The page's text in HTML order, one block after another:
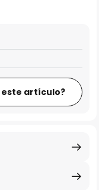
artículo?